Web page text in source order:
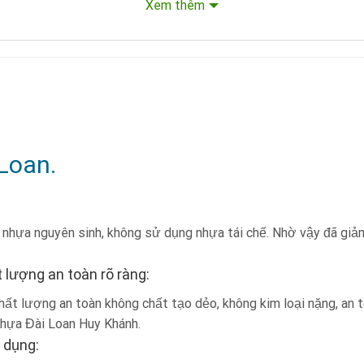
cầu.
Xem thêm
nguyên sinh, không sử dụng nhựa tái chế. Nhờ vậy đã
an toàn rõ ràng:
lượng an toàn không chất tạo dẻo, không kim loại nặng,
Đài Loan Huy Khánh.